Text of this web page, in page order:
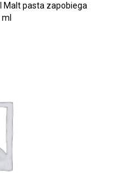
Malt pasta zapobiega